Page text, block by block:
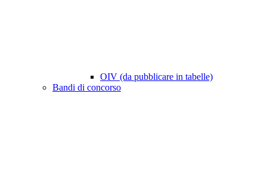
OIV (da pubblicare in tabelle)
Bandi di concorso